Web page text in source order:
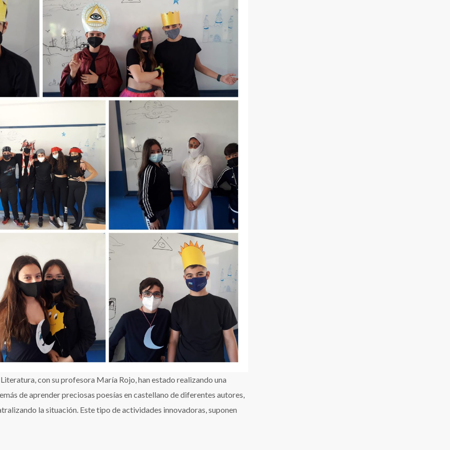
con su profesora María Rojo, han estado realizando una
de aprender preciosas poesías en castellano de diferentes autores,
la situación. Este tipo de actividades innovadoras, suponen